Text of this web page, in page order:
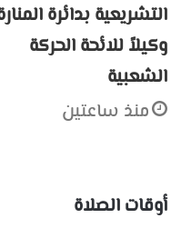
التشريعية بدائرة
وكيلاً للائحة الحركة
الشعبية
منذ ساعتين
أوقات الصلاة